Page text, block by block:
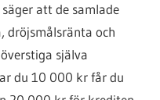
att de samlade
dröjsmålsränta och
själva
du 10 000 kr får du